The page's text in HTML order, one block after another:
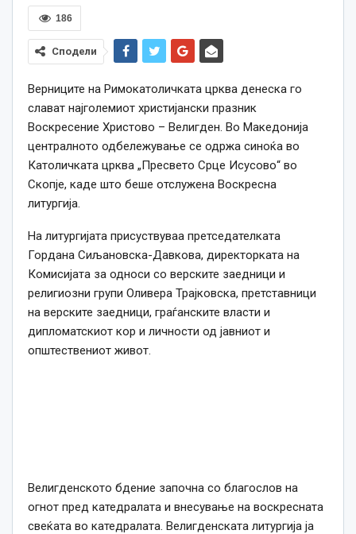
186
Сподели
Верниците на Римокатоличката црква денеска го
слават најголемиот христијански празник
Воскресение Христово – Велигден. Во Македонија
централното одбележување се одржа синоќа во
Католичката црква „Пресвето Срце Исусово“ во
Скопје, каде што беше отслужена Воскресна
литургија.
На литургијата присуствуваа претседателката
Гордана Сиљановска-Давкова, директорката на
Комисијата за односи со верските заедници и
религиозни групи Оливера Трајковска, претставници
на верските заедници, граѓанските власти и
дипломатскиот кор и личности од јавниот и
општествениот живот.
Велигденското бдение започна со благослов на
огнот пред катедралата и внесување на воскресната
свеќата во катедралата. Велигденската литургија ја